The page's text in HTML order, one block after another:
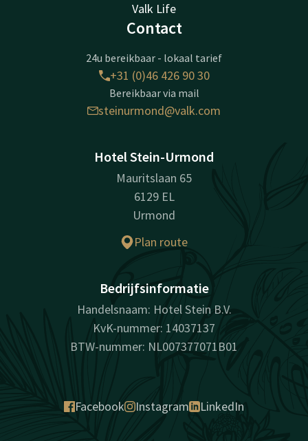
Valk Life
Contact
24u bereikbaar - lokaal tarief
+31 (0)46 426 90 30
Bereikbaar via mail
steinurmond@valk.com
Hotel Stein-Urmond
Mauritslaan 65
6129 EL
Urmond
Plan route
Bedrijfsinformatie
Handelsnaam: Hotel Stein B.V.
KvK-nummer: 14037137
BTW-nummer: NL007377071B01
Facebook Instagram LinkedIn